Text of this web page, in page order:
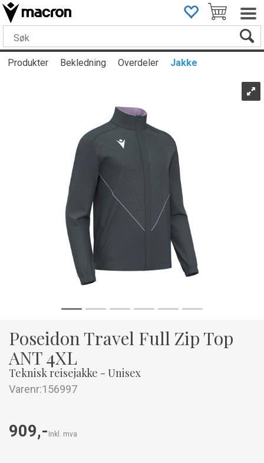
Produkter Bekledning Overdeler Jakke
Poseidon Travel Full Zip Top
ANT 4XL
Teknisk reisejakke - Unisex
Varenr:156997
909,- Inkl. mva